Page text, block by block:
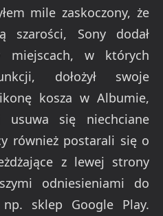
mile zaskoczony, że
szarości, Sony dodał
miejscach, w których
dołożył swoje
kosza w Albumie,
usuwa się niechciane
również postarali się o
z lewej strony
odniesieniami do
sklep Google Play.